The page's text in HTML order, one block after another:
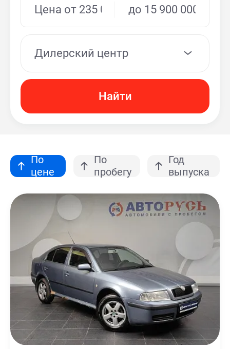
Дилерский центр
Найти
По
цене
По
пробегу
Год
выпуска